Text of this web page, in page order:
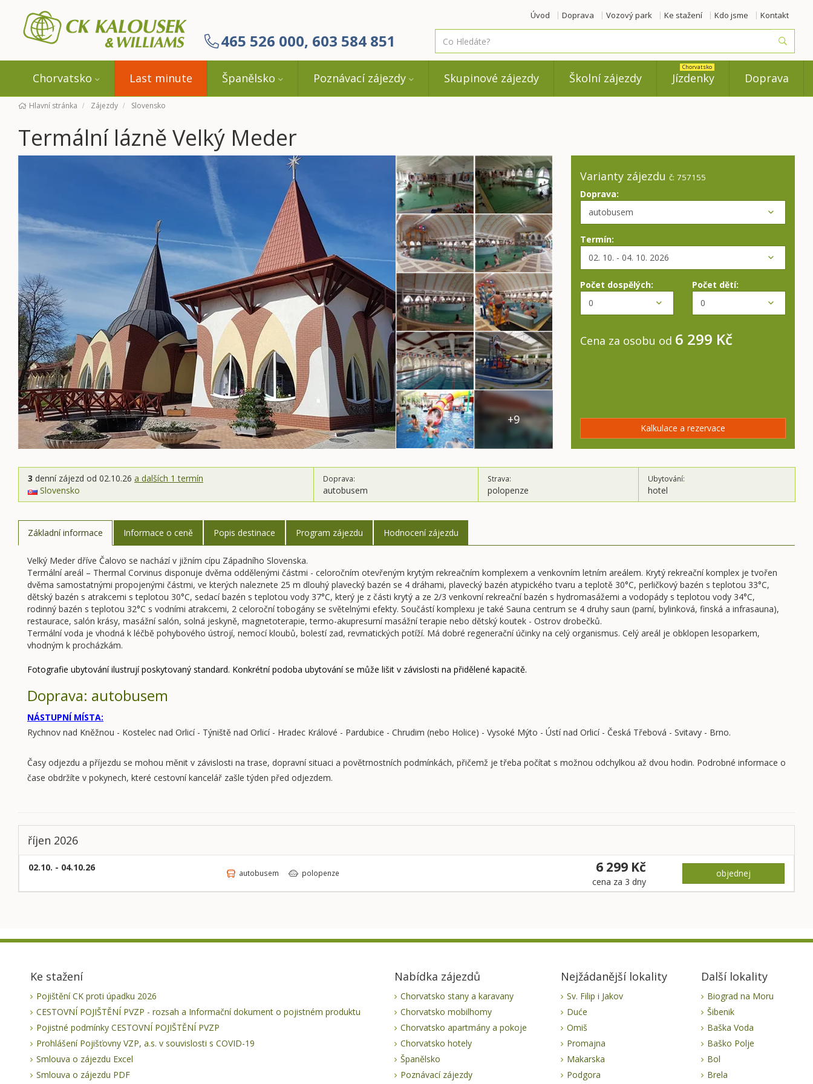
Úvod Doprava Vozový park Ke stažení Kdo jsme Kontakt
465 526 000, 603 584 851
hledáte
Chorvatsko Last minute Španělsko Poznávací zájezdy Skupinové zájezdy Školní zájezdy Jízdenky
Chorvatsko
Doprava
Hlavní stránka Zájezdy Slovensko
Termální lázně Velký Meder
Varianty zájezdu č: 757155
Doprava:
Termín:
Počet dospělých: Počet dětí:
Cena za osobu od 6 299 Kč
Kalkulace a rezervace
+9
3 denní zájezd od 02.10.26 a dalších 1 termín
Slovensko
Doprava:
autobusem
Strava:
polopenze
Ubytování:
hotel
Základní informace Informace o ceně Popis destinace Program zájezdu Hodnocení zájezdu
Velký Meder dříve Čalovo se nachází v jižním cípu Západního Slovenska.
Termální areál – Thermal Corvinus disponuje dvěma oddělenými částmi - celoročním otevřeným krytým rekreačním komplexem a venkovním letním areálem. Krytý rekreační komplex je tvořen
dvěma samostatnými propojenými částmi, ve kterých naleznete 25 m dlouhý plavecký bazén se 4 dráhami, plavecký bazén atypického tvaru a teplotě 30°C, perličkový bazén s teplotou 33°C,
dětský bazén s atrakcemi s teplotou 30°C, sedací bazén s teplotou vody 37°C, který je z části krytý a ze 2/3 venkovní rekreační bazén s hydromasážemi a vodopády s teplotou vody 34°C,
rodinný bazén s teplotou 32°C s vodními atrakcemi, 2 celoroční tobogány se světelnými efekty. Součástí komplexu je také Sauna centrum se 4 druhy saun (parní, bylinková, finská a infrasauna),
restaurace, salón krásy, masážní salón, solná jeskyně, magnetoterapie, termo-akupresurní masážní terapie nebo dětský koutek - Ostrov drobečků.
Termální voda je vhodná k léčbě pohybového ústrojí, nemocí kloubů, bolestí zad, revmatických potíží. Má dobré regenerační účinky na celý organismus. Celý areál je obklopen lesoparkem,
vhodným k procházkám.
Fotografie ubytování ilustrují poskytovaný standard. Konkrétní podoba ubytování se může lišit v závislosti na přidělené kapacitě.
Doprava: autobusem
NÁSTUPNÍ MÍSTA:
Rychnov nad Kněžnou - Kostelec nad Orlicí - Týniště nad Orlicí - Hradec Králové - Pardubice - Chrudim (nebo Holice) - Vysoké Mýto - Ústí nad Orlicí - Česká Třebová - Svitavy - Brno.
Časy odjezdu a příjezdu se mohou měnit v závislosti na trase, dopravní situaci a povětrnostních podmínkách, přičemž je třeba počítat s možnou odchylkou až dvou hodin. Podrobné informace o
čase obdržíte v pokynech, které cestovní kancelář zašle týden před odjezdem.
říjen 2026
02.10. - 04.10.26
autobusem polopenze 6 299 Kč
cena za 3 dny
objednej
Ke stažení
Pojištění CK proti úpadku 2026
CESTOVNÍ POJIŠTĚNÍ PVZP - rozsah a Informační dokument o pojistném produktu
Pojistné podmínky CESTOVNÍ POJIŠTĚNÍ PVZP
Prohlášení Pojišťovny VZP, a.s. v souvislosti s COVID-19
Smlouva o zájezdu Excel
Smlouva o zájezdu PDF
Nabídka zájezdů
Chorvatsko stany a karavany
Chorvatsko mobilhomy
Chorvatsko apartmány a pokoje
Chorvatsko hotely
Španělsko
Poznávací zájezdy
Nejžádanější lokality
Sv. Filip i Jakov
Duće
Omiš
Promajna
Makarska
Podgora
Další lokality
Biograd na Moru
Šibenik
Baška Voda
Baško Polje
Bol
Brela